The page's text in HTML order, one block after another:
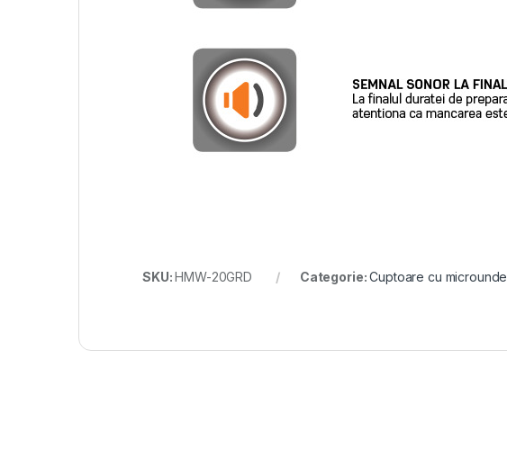
SKU:HMW-20GRD Categorie:Cuptoare cu microunde